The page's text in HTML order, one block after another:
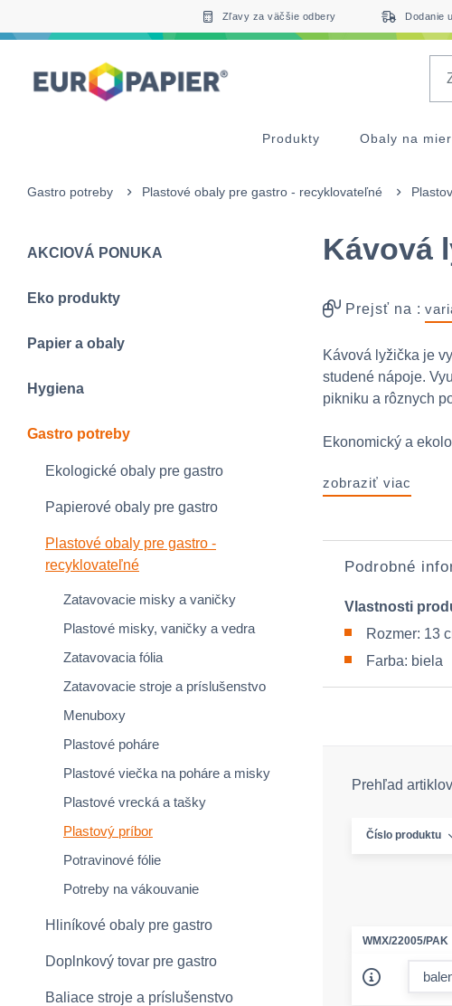
Zľavy za väčšie odbery Dodanie
Produkty Obaly na
Gastro potreby Plastové obaly pre gastro - recyklovateľné
AKCIOVÁ PONUKA
Eko produkty
Papier a obaly
Hygiena
Gastro potreby
Ekologické obaly pre gastro
Papierové obaly pre gastro
Plastové obaly pre gastro -
recyklovateľné
Zatavovacie misky a vaničky
Plastové misky, vaničky a vedra
Zatavovacia fólia
Zatavovacie stroje a príslušenstvo
Menuboxy
Plastové poháre
Plastové viečka na poháre a misky
Plastové vrecká a tašky
Plastový príbor
Potravinové fólie
Potreby na vákouvanie
Hliníkové obaly pre gastro
Doplnkový tovar pre gastro
Baliace stroje a príslušenstvo
Kávová
Prejsť na :
Kávová lyžička je
studené nápoje.
pikniku a rôznych
Ekonomický a
zobraziť viac
Podrobné
Vlastnosti
Rozmer: 13
Farba: biela
Prehľad artiklov
Číslo produktu
WMX/22005/PAK